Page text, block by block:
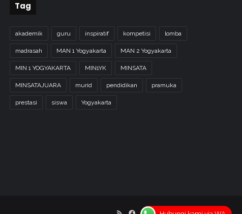
Tag
akademik guru inspiratif kompetisi lomba
madrasah MAN 1 Yogyakarta MAN 2 Yogyakarta
MIN 1 YOGYAKARTA MIN1YK MINSATA
MINSATAJUARA murid pendidikan pramuka
prestasi siswa Yogyakarta